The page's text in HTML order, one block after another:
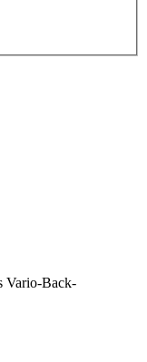
Vario-Back-